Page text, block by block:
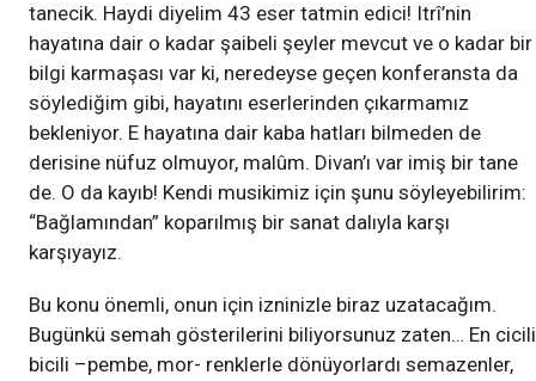
tanecik. Haydi diyelim 43 eser tatmin edici! Itrî’nin
hayatına dair o kadar şaibeli şeyler mevcut ve o kadar bir
bilgi karmaşası var ki, neredeyse geçen konferansta da
söylediğim gibi, hayatını eserlerinden çıkarmamız
bekleniyor. E hayatına dair kaba hatları bilmeden de
derisine nüfuz olmuyor, malûm. Divan’ı var imiş bir tane
de. O da kayıb! Kendi musikimiz için şunu söyleyebilirim:
“Bağlamından” koparılmış bir sanat dalıyla karşı
karşıyayız.
Bu konu önemli, onun için izninizle biraz uzatacağım.
Bugünkü semah gösterilerini biliyorsunuz zaten… En cicili
bicili –pembe, mor- renklerle dönüyorlardı semazenler,